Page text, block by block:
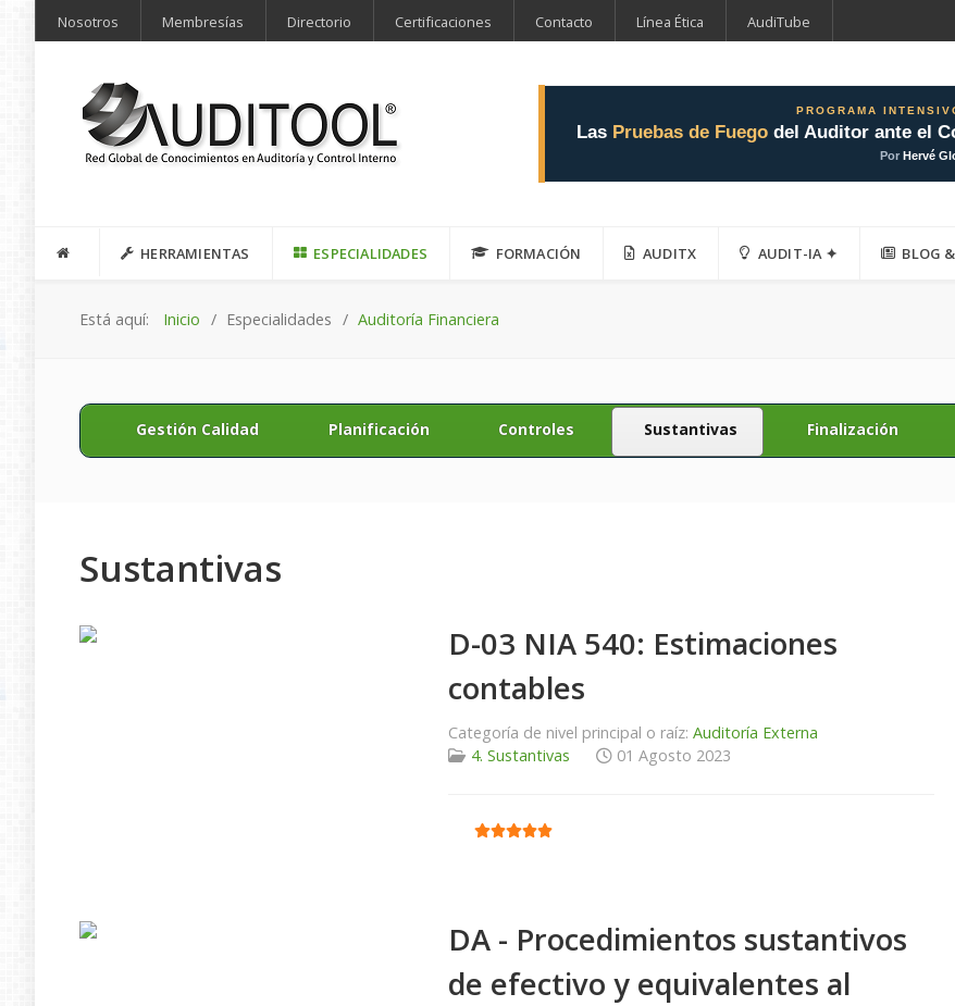
Nosotros Membresías Directorio Certificaciones Contacto Línea Ética AudiTube
PROGRAMA
Las Pruebas de Fuego del Auditor ante el
PorHervé
HERRAMIENTAS ESPECIALIDADES FORMACIÓN AUDITX AUDIT-IA ✦ BLOG
Está aquí: Inicio Especialidades Auditoría Financiera
Gestión Calidad Planificación Controles Sustantivas Finalización
Sustantivas
D-03 NIA 540: Estimaciones
contables
Categoría de nivel principal o raíz:Auditoría Externa
4. Sustantivas
01 Agosto 2023
DA - Procedimientos sustantivos
de efectivo y equivalentes al